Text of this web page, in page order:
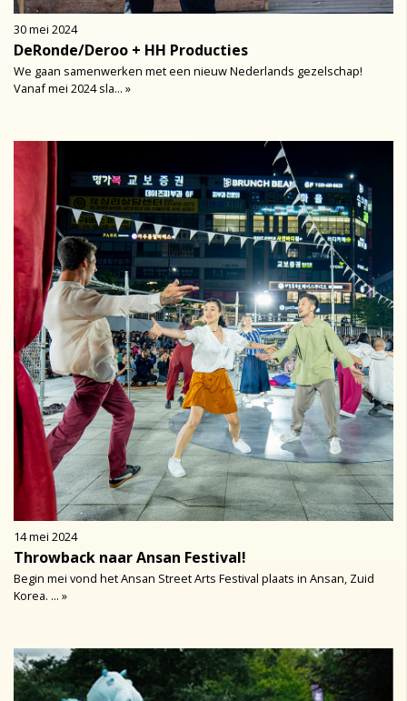
30 mei 2024
DeRonde/Deroo + HH Producties
We gaan samenwerken met een nieuw Nederlands gezelschap!
Vanaf mei 2024 sla... »
14 mei 2024
Throwback naar Ansan Festival!
Begin mei vond het Ansan Street Arts Festival plaats in Ansan, Zuid
Korea. ... »